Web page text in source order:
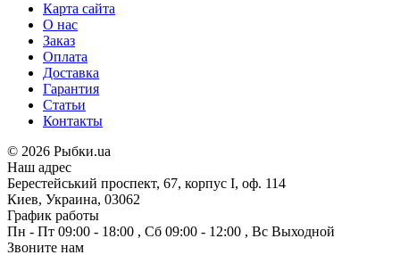
Карта сайта
О нас
Заказ
Оплата
Доставка
Гарантия
Статьи
Контакты
© 2026 Рыбки.ua
Наш адрес
Берестейський проспект, 67, корпус I, оф. 114
Киев, Украина, 03062
График работы
Пн - Пт 09:00 - 18:00 , Сб 09:00 - 12:00 , Вс Выходной
Звоните нам